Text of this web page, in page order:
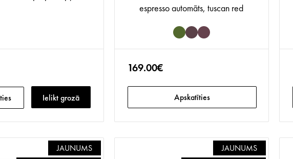
Ielikt grozā
espresso automāts, tuscan red
169.00€
Apskatīties
JAUNUMS
JAUNUMS